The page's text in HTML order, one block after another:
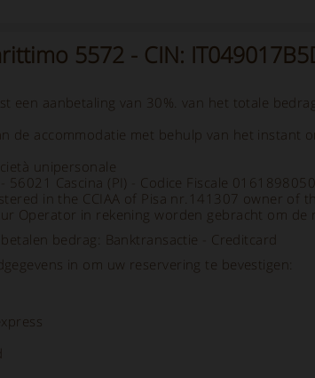
5572 - CIN:
een aanbetaling van 30%. van het totale
de accommodatie met behulp van het instant
unipersonale
56021 Cascina (PI) - Codice Fiscale
in the CCIAA of Pisa nr.141307 owner of
Operator in rekening worden gebracht om de
bedrag: Banktransactie - Creditcard
in om uw reservering te bevestigen: